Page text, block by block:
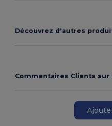
Découvrez d'autres
Commentaires Clients